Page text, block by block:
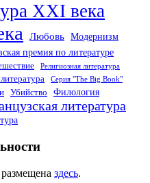
XXI века
Любовь Модернизм
премия по литературе
Религиозная литература
Серия "The Big Book"
Убийство
Филология
литература
здесь.